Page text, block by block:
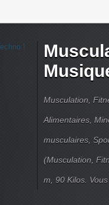
Musculation,
Alimentaires,
musculaires,
(Musculation,
m, 90 Kilos.